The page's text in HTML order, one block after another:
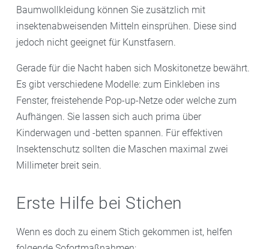
Baumwollkleidung können Sie zusätzlich mit
insektenabweisenden Mitteln einsprühen. Diese sind
jedoch nicht geeignet für Kunstfasern.
Gerade für die Nacht haben sich Moskitonetze bewährt.
Es gibt verschiedene Modelle: zum Einkleben ins
Fenster, freistehende Pop-up-Netze oder welche zum
Aufhängen. Sie lassen sich auch prima über
Kinderwagen und -betten spannen. Für effektiven
Insektenschutz sollten die Maschen maximal zwei
Millimeter breit sein.
Erste Hilfe bei Stichen
Wenn es doch zu einem Stich gekommen ist, helfen